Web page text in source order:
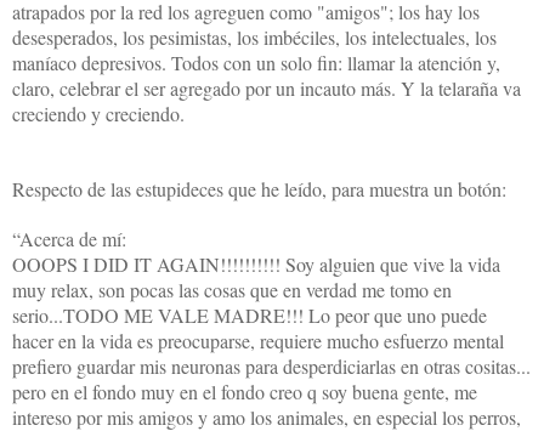
atrapados por la red los agreguen como "amigos"; los hay los
desesperados, los pesimistas, los imbéciles, los intelectuales, los
maníaco depresivos. Todos con un solo fin: llamar la atención y,
claro, celebrar el ser agregado por un incauto más. Y la telaraña va
creciendo y creciendo.
Respecto de las estupideces que he leído, para muestra un botón:
“Acerca de mí:
OOOPS I DID IT AGAIN!!!!!!!!!! Soy alguien que vive la vida
muy relax, son pocas las cosas que en verdad me tomo en
serio...TODO ME VALE MADRE!!! Lo peor que uno puede
hacer en la vida es preocuparse, requiere mucho esfuerzo mental
prefiero guardar mis neuronas para desperdiciarlas en otras cositas...
pero en el fondo muy en el fondo creo q soy buena gente, me
intereso por mis amigos y amo los animales, en especial los perros,